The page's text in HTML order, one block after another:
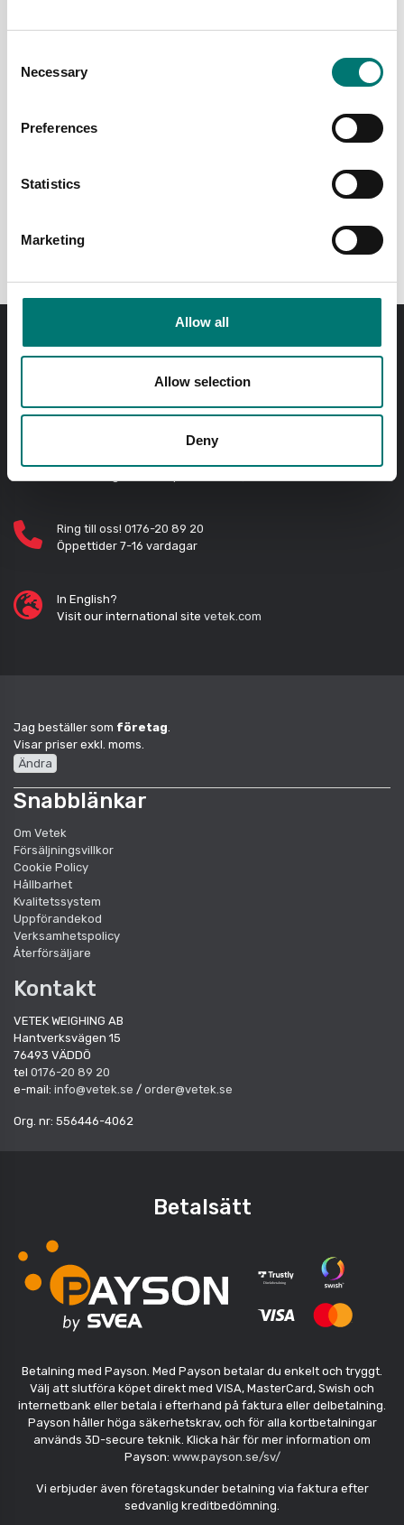
Selection
Necessary
Preferences
Statistics
Marketing
Allow all
Allow selection
Deny
Kalibrering av vågar med över 1 000 000
skaldelar
Användning inom metrologiska laboratorier
Kalibrering i läkemedels-, elektronik- och
kalibreringsuppdrag där högsta standard och
tillförlitlighet är avgörande.
Beställ innan kl 11.00 så skickar vi samma dag! Gäller
lagerförda standardprodukter.
Fri frakt på onlinebetald order över 2000kr exkl. moms.
Ring till oss! 0176-20 89 20
Öppettider 7-16 vardagar
In English?
Visit our international site vetek.com
Jag beställer som företag.
Visar priser exkl. moms.
Ändra
Snabblänkar
Om Vetek
Försäljningsvillkor
Cookie Policy
Hållbarhet
Kvalitetssystem
Uppförandekod
Verksamhetspolicy
Återförsäljare
Kontakt
VETEK WEIGHING AB
Hantverksvägen 15
76493 VÄDDÖ
tel 0176-20 89 20
e-mail: info@vetek.se / order@vetek.se
Org. nr: 556446-4062
Betalsätt
Betalning med Payson. Med Payson betalar du enkelt och tryggt.
Välj att slutföra köpet direkt med VISA, MasterCard, Swish och
internetbank eller betala i efterhand på faktura eller delbetalning.
Payson håller höga säkerhetskrav, och för alla kortbetalningar
används 3D-secure teknik. Klicka här för mer information om
Payson: www.payson.se/sv/
Vi erbjuder även företagskunder betalning via faktura efter
sedvanlig kreditbedömning.